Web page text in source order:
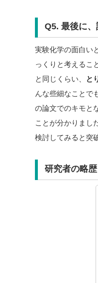
Q5. 最後に、
実験化学の面白い
っくりと考えるこ
と同じくらい、
と
んな些細なことで
の論文でのキモと
ことが分かりまし
検討してみると突
研究者の略歴